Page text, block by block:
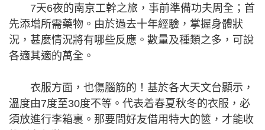
7天6夜的南京工幹之旅，事前準備功夫周全；首
先添增所需藥物。由於過去十年經驗，掌握身體狀
況，甚麼情況將有哪些反應。數量及種類之多，可說
各適其適的萬全。
衣服方面，也傷腦筋的！基於各大天文台顯示，
溫度由7度至30度不等。代表着春夏秋冬的衣服，必
須放進行李箱裏。那要問好友借用特大的篋，才能收